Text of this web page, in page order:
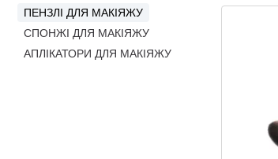
ПЕНЗЛІ ДЛЯ МАКІЯЖУ
СПОНЖІ ДЛЯ МАКІЯЖУ
АПЛІКАТОРИ ДЛЯ МАКІЯЖУ